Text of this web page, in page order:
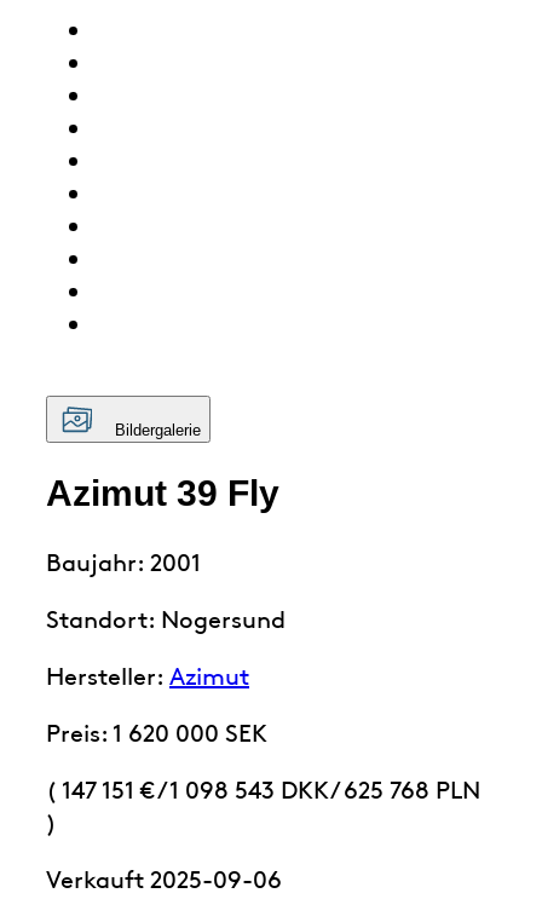
Bildergalerie
Azimut 39 Fly
Baujahr: 2001
Standort: Nogersund
Hersteller: Azimut
Preis: 1 620 000 SEK
( 147 151 €/1 098 543 DKK/625 768 PLN
)
Verkauft 2025-09-06